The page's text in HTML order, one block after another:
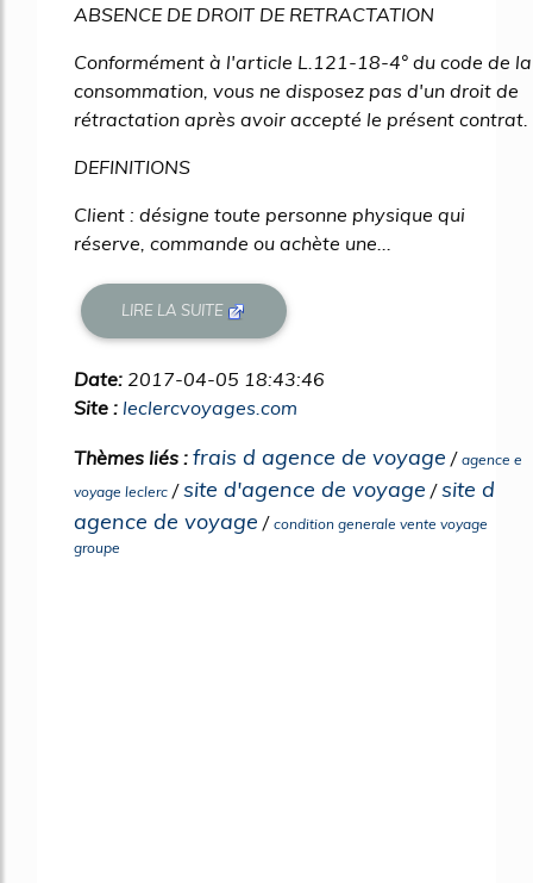
ABSENCE DE DROIT DE RETRACTATION
Conformément à l'article L.121-18-4° du code de la
consommation, vous ne disposez pas d'un droit de
rétractation après avoir accepté le présent contrat.
DEFINITIONS
Client : désigne toute personne physique qui
réserve, commande ou achète une...
LIRE LA SUITE
Date: 2017-04-05 18:43:46
Site : leclercvoyages.com
Thèmes liés : frais d agence de voyage / agence e
voyage leclerc /site d'agence de voyage /site d
agence de voyage / condition generale vente voyage
groupe